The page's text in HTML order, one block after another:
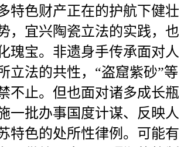
特色财产正在的护航下健壮
，宜兴陶瓷立法的实践，也
瑰宝。非遗身手传承面对人
立法的共性，“盗窟紫砂”等
不止。但也面对诸多成长瓶
一批办事国度计谋、反映人
特色的处所性律例。可能有